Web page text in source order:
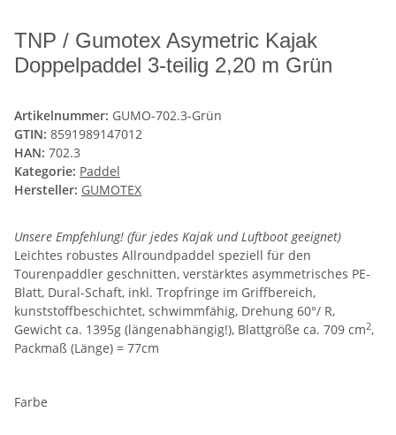
TNP / Gumotex Asymetric Kajak
Doppelpaddel 3-teilig 2,20 m Grün
Artikelnummer: GUMO-702.3-Grün
GTIN: 8591989147012
HAN: 702.3
Kategorie: Paddel
Hersteller: GUMOTEX
Unsere Empfehlung! (für jedes Kajak und Luftboot geeignet)
Leichtes robustes Allroundpaddel speziell für den
Tourenpaddler geschnitten, verstärktes asymmetrisches PE-
Blatt, Dural-Schaft, inkl. Tropfringe im Griffbereich,
kunststoffbeschichtet, schwimmfähig, Drehung 60°/ R,
Gewicht ca. 1395g (längenabhängig!), Blattgröße ca. 709 cm2,
Packmaß (Länge) = 77cm
Farbe